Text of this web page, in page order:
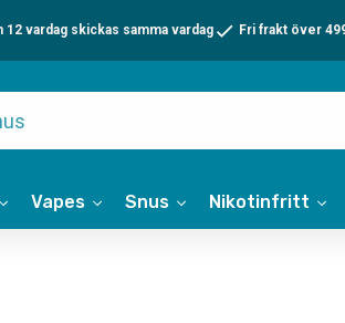
Vapes Snus Nikotinfritt
12 vardag skickas samma vardag Fri frakt över